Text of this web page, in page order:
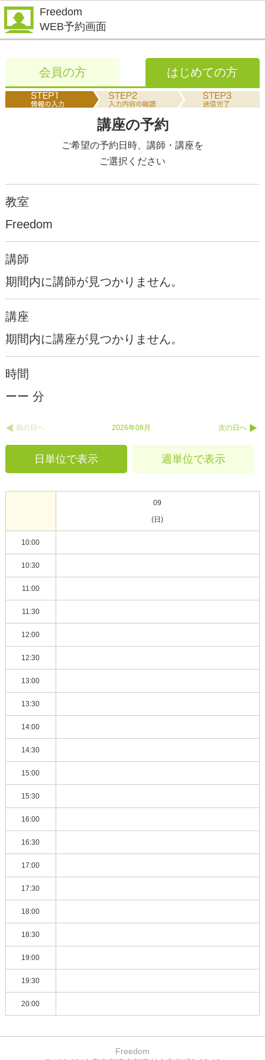
Freedom
WEB予約画面
会員の方 はじめての方
講座の予約
ご希望の予約日時、講師・講座を
ご選択ください
教室
Freedom
講師
期間内に講師が見つかりません。
講座
期間内に講座が見つかりません。
時間
ーー 分
前の日へ 2026年08月 次の日へ
週単位で表示
日単位で表示
09
(日)
10:00
10:30
11:00
11:30
12:00
12:30
13:00
13:30
14:00
14:30
15:00
15:30
16:00
16:30
17:00
17:30
18:00
18:30
19:00
19:30
20:00
Freedom